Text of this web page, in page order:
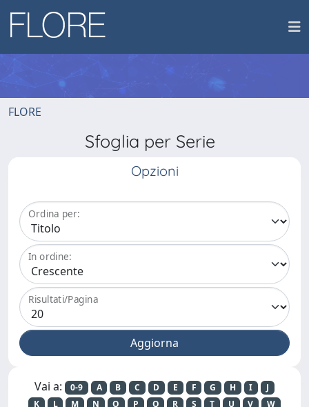
FLORE
Sfoglia per Serie
Opzioni
Ordina per:
In ordine:
Risultati/Pagina
Vai a: 0-9 A B C D E F G H I
J
K
L M N O P Q R S T U V
W